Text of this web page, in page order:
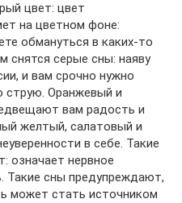
цвет: цвет
на цветном фоне:
обмануться в каких-то
снятся серые сны: наяву
и вам срочно нужно
струю. Оранжевый и
вам радость и
желтый, салатовый и
в себе. Такие
означает нервное
Такие сны предупреждают,
может стать источником